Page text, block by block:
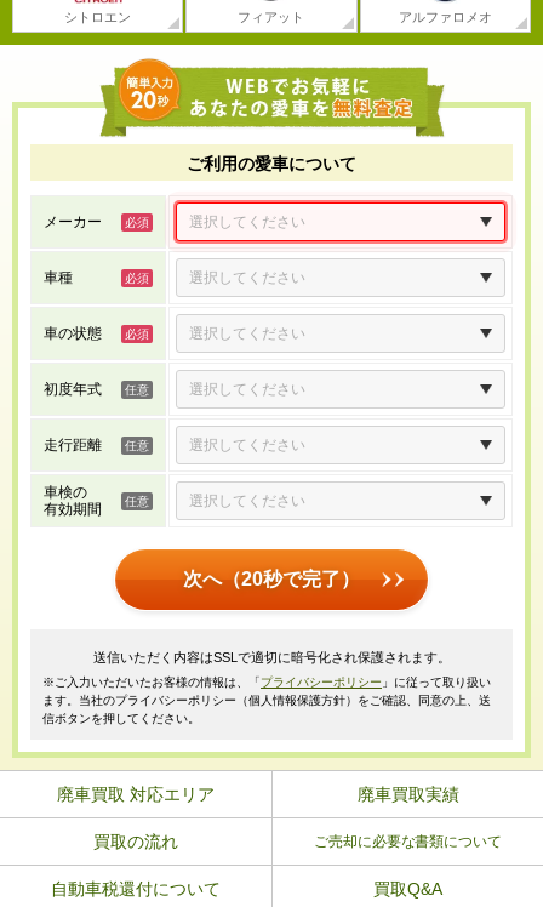
シトロエン フィアット アルファロメオ
ご利用の愛車について
メーカー
車種
車の状態
初度年式
走行距離
車検の
有効期間
次へ（20秒で完了）
送信いただく内容はSSLで適切に暗号化され保護されます。
※ご入力いただいたお客様の情報は、「プライバシーポリシー 」に従って取り扱い
ます。当社のプライバシーポリシー（個人情報保護方針）をご確認、同意の上、送
信ボタンを押してください。
廃車買取 対応エリア 廃車買取実績
買取の流れ ご売却に必要な書類について
自動車税還付について 買取Q&A